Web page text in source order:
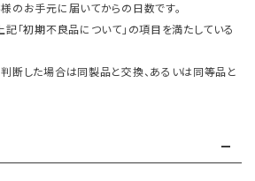
のお手元に届いてからの日数です。
「初期不良品について」の項目を満たしている
断した場合は同製品と交換、あるいは同等品と